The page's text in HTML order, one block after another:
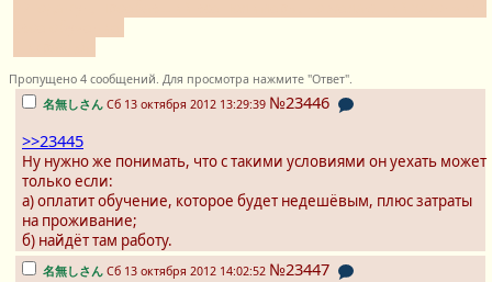
Пропущено 4 сообщений. Для просмотра нажмите "Ответ".
名無しさん Сб 13 октября 2012 13:29:39 №23446
>>23445
Ну нужно же понимать, что с такими условиями он уехать может
только если:
а) оплатит обучение, которое будет недешёвым, плюс затраты
на проживание;
б) найдёт там работу.
名無しさん Сб 13 октября 2012 14:02:52 №23447